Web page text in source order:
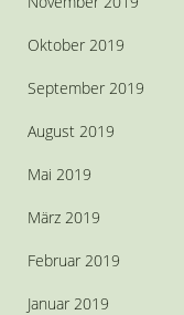
Oktober 2019
September 2019
August 2019
Mai 2019
März 2019
Februar 2019
Januar 2019